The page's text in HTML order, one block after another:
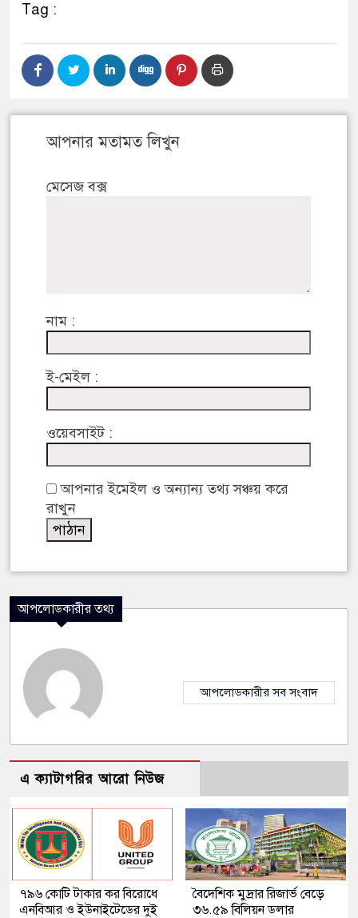
Tag :
আপনার মতামত লিখুন
মেসেজ বক্স
নাম :
ই-মেইল :
ওয়েবসাইট :
আপনার ইমেইল ও অন্যান্য তথ্য সঞ্চয় করে
রাখুন
আপলোডকারীর তথ্য
আপলোডকারীর সব সংবাদ
এ ক্যাটাগরির আরো নিউজ
৭৯৬ কোটি টাকার কর বিরোধে
এনবিআর ও ইউনাইটেডের দুই
বৈদেশিক মুদ্রার রিজার্ভ বেড়ে
৩৬.৫৯ বিলিয়ন ডলার